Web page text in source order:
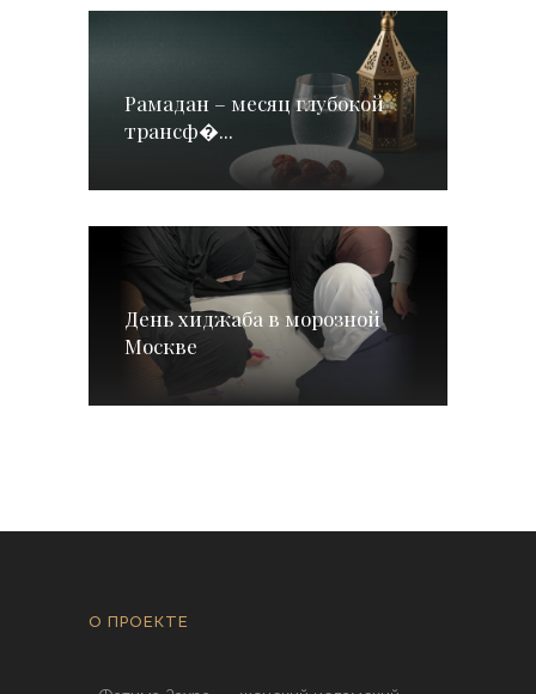
Рамадан – месяц глубокой
трансф�...
День хиджаба в морозной
Москве
О ПРОЕКТЕ